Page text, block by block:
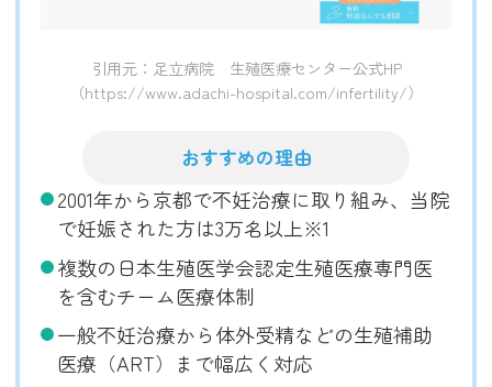
引用元：足立病院 生殖医療センター公式HP
（https://www.adachi-hospital.com/infertility/）
おすすめの理由
2001年から京都で不妊治療に取り組み、当院
で妊娠された方は3万名以上※1
複数の日本生殖医学会認定生殖医療専門医
を含むチーム医療体制
一般不妊治療から体外受精などの生殖補助
医療（ART）まで幅広く対応